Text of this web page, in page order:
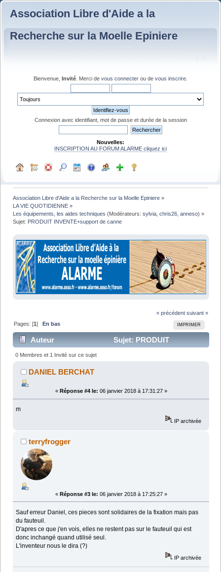
Association Libre d'Aide a la
Recherche sur la Moelle Epiniere
Bienvenue, Invité . Merci de vous connecter ou de vous inscrire
Connexion avec identifiant, mot de passe et durée de la session
Nouvelles:
INSCRIPTION AU FORUM ALARME cliquez ici
Association Libre d'Aide a la Recherche sur la Moelle Epiniere »
LA VIE QUOTIDIENNE »
Les équipements, les aides techniques (Modérateurs:sylvia ,chris26 ,anneso) »
Sujet: PRODUIT INVENTE+support de canne
« précédent suivant »
IMPRIMER
Pages: [1] En bas
Auteur
Sujet: PRODUIT
INVENTE+support de canne (Lu 11089 fois)
0 Membres et 1 Invité sur ce sujet
DANIEL BERCHAT
« Réponse #4 le: 06 janvier 2018 à 17:31:27 »
m
IP archivée
terryfrogger
« Réponse #3 le: 06 janvier 2018 à 17:25:27 »
Sauf erreur Daniel, ces pieces sont solidaires de la fixation mais pas
du fauteuil.
D'apres ce que j'en vois, elles ne restent pas sur le fauteuil qui est
donc inchangé quand utilisé seul.
L'inventeur nous le dira (?)
IP archivée